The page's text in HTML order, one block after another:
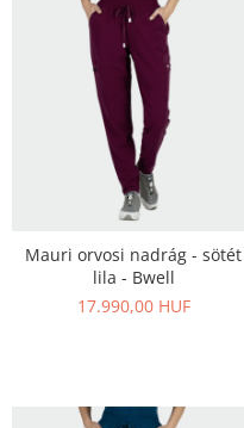
Mauri orvosi nadrág - sötét
lila - Bwell
17.990,00 HUF